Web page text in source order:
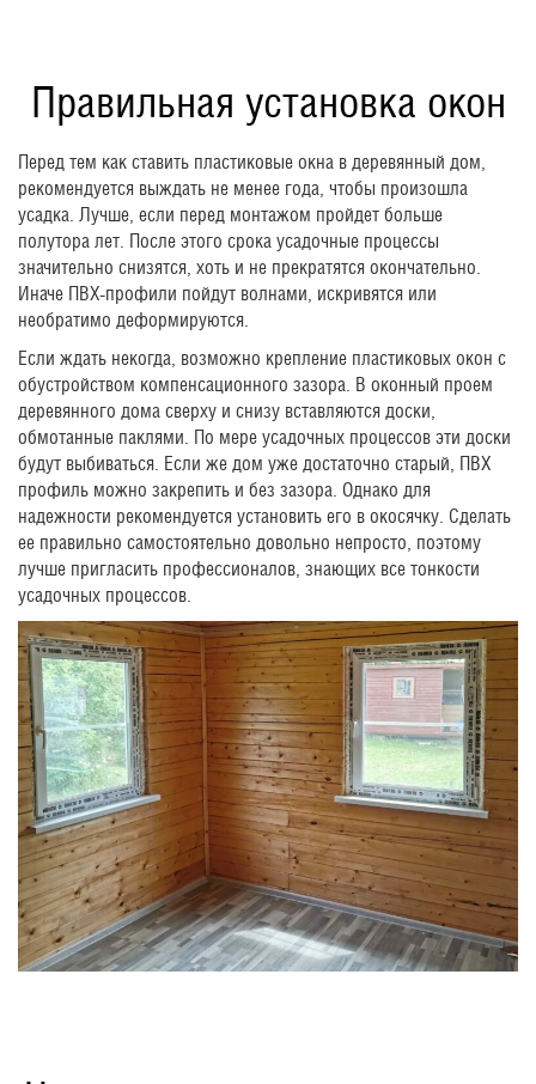
Правильная установка окон
Перед тем как ставить пластиковые окна в деревянный дом,
рекомендуется выждать не менее года, чтобы произошла
усадка. Лучше, если перед монтажом пройдет больше
полутора лет. После этого срока усадочные процессы
значительно снизятся, хоть и не прекратятся окончательно.
Иначе ПВХ-профили пойдут волнами, искривятся или
необратимо деформируются.
Если ждать некогда, возможно крепление пластиковых окон с
обустройством компенсационного зазора. В оконный проем
деревянного дома сверху и снизу вставляются доски,
обмотанные паклями. По мере усадочных процессов эти доски
будут выбиваться. Если же дом уже достаточно старый, ПВХ
профиль можно закрепить и без зазора. Однако для
надежности рекомендуется установить его в окосячку. Сделать
ее правильно самостоятельно довольно непросто, поэтому
лучше пригласить профессионалов, знающих все тонкости
усадочных процессов.